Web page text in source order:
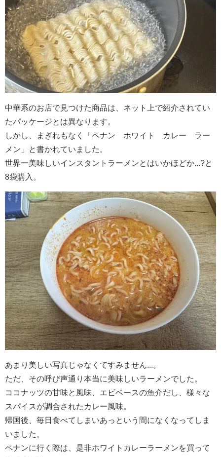
中華系のお店で見つけた商品は、ネット上で紹介されてい
たパッケージとは異なります。
しかし、まぎれもなく「ペナン ホワイト カレー ラー
メン」と書かれていました。
世界一美味しいインスタントラーメンとはいかほどか...?と
8袋購入。
あまり美しい写真じゃなくてすみません...。
ただ、その呼び声通り本当に美味しいラーメンでした。
ココナッツの甘味と風味、エビベースの魚介だし、様々な
スパイスが調合されたカレー風味。
帰国後、毎日食べてしまいあっという間になくなってしま
いました。
ペナンに行く際は、是非ホワイトカレーラーメンを買って